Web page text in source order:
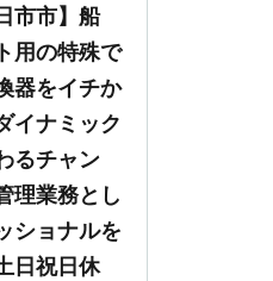
市市】船
用の特殊で
器をイチか
イナミック
るチャン
理業務とし
ショナルを
日祝日休